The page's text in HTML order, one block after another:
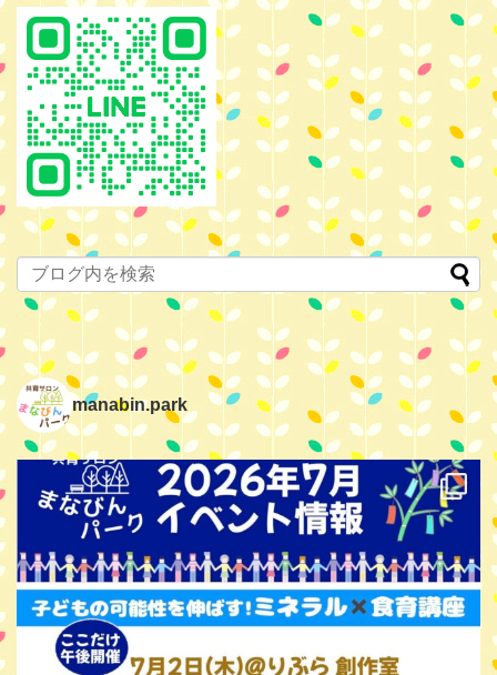
manabin.park